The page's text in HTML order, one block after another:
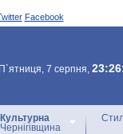
Facebook
П`ятниця, 7 серпня,
Культурна
Чернігівщина